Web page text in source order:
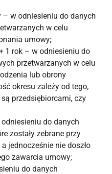
w odniesieniu do danych
w celu
umowy;
1 rok – w odniesieniu do
przetwarzanych w celu
lub obrony
okresu zależy od tego,
przedsiębiorcami, czy
do danych
zostały zebrane przy
jednocześnie nie doszło
zawarcia umowy;
do danych